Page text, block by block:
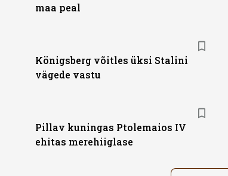
maa peal
Königsberg võitles üksi Stalini
vägede vastu
Pillav kuningas Ptolemaios IV
ehitas merehiiglase